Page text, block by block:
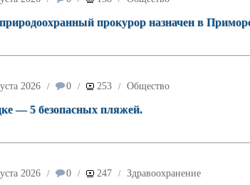
прокурор назначен в
2026 / 0 / 253 / Общество
— 5 безопасных пляжей.
2026 / 0 / 247 / Здравоохранение